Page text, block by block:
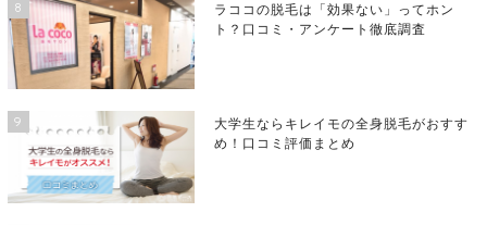
8
ラココの脱毛は「効果ない」ってホン
ト？口コミ・アンケート徹底調査
9
大学生ならキレイモの全身脱毛がおすす
め！口コミ評価まとめ